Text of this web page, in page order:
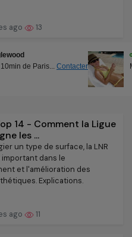
ago 13
14 - Comment la Ligue
les ...
un type de surface, la LNR
dans le
et l'amélioration des
Explications.
ago 11